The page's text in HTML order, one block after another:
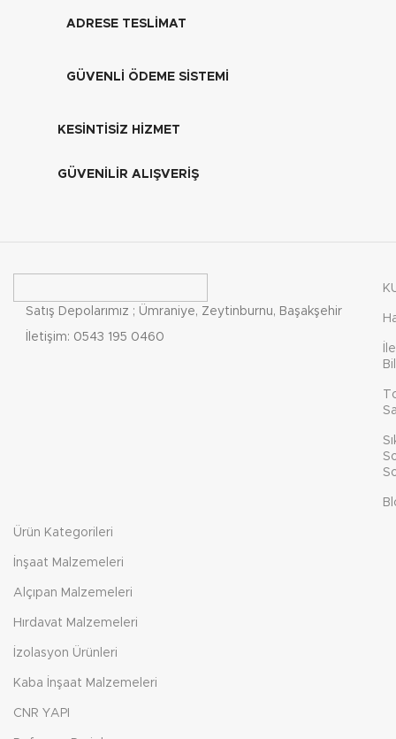
ADRESE TESLİMAT
GÜVENLİ ÖDEME SİSTEMİ
KESİNTİSİZ HİZMET
GÜVENİLİR ALIŞVERİŞ
Satış Depolarımız ; Ümraniye, Zeytinburnu, Başakşehir
İletişim: 0543 195 0460
Ürün Kategorileri
İnşaat Malzemeleri
Alçıpan Malzemeleri
Hırdavat Malzemeleri
İzolasyon Ürünleri
Kaba İnşaat Malzemeleri
CNR YAPI